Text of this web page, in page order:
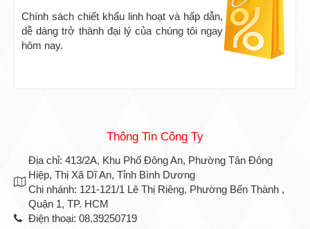
Chính sách chiết khấu linh hoạt và hấp dẫn,
dễ dàng trở thành đại lý của chúng tôi ngay
hôm nay.
Thông Tin Công Ty
Địa chỉ: 413/2A, Khu Phố Đông An, Phường Tân Đông
Hiệp, Thị Xã Dĩ An, Tỉnh Bình Dương
Chi nhánh: 121-121/1 Lê Thị Riêng, Phường Bến Thành ,
Quận 1, TP. HCM
Điện thoại: 08.39250719